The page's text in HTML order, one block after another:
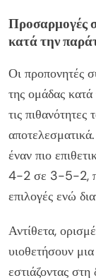
Προσαρμογές
κατά την
Οι προπονητές
της ομάδας
τις
έναν πιο
4-2 σε 3-5-2,
επιλογές ενώ
Αντίθετα,
υιοθετήσουν
εστιάζοντας